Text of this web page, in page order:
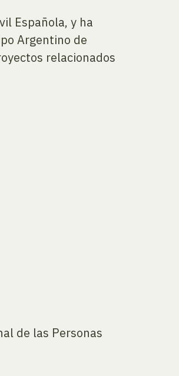
Española, y ha
Argentino de
relacionados
de las Personas